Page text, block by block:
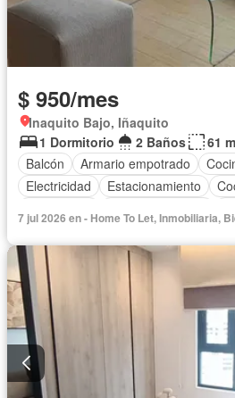
$ 950/mes
Inaquito Bajo, Iñaquito
1 Dormitorio
2 Baños
61
Balcón
Armario empotrado
Electricidad
Estacionamiento
Terraza
Acceso para personas con
Garita de guardianía
Gimnasio
Piscina
7 jul 2026 en - Home To Let, Inmobiliaria,